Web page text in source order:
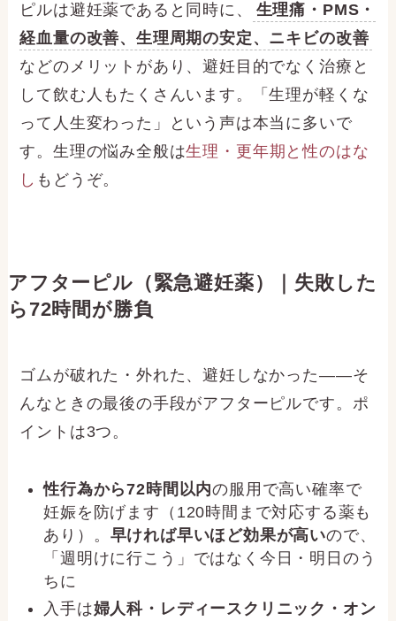
ピルは避妊薬であると同時に、
生理痛・PMS・
経血量の改善、生理周期の安定、ニキビの改善
などのメリットがあり、避妊目的でなく治療と
して飲む人もたくさんいます。「生理が軽くな
って人生変わった」という声は本当に多いで
す。生理の悩み全般は生理・更年期と性のはな
し もどうぞ。
アフターピル（緊急避妊薬）｜失敗した
ら72時間が勝負
ゴムが破れた・外れた、避妊しなかった——そ
んなときの最後の手段がアフターピルです。ポ
イントは3つ。
性行為から72時間以内の服用で高い確率で
妊娠を防げます（120時間まで対応する薬も
あり）。 早ければ早いほど効果が高いので、
「週明けに行こう」ではなく今日・明日のう
ちに
入手は婦人科・レディースクリニック・オン